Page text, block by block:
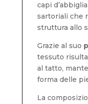
capi
sartoriali che
struttura allo
Grazie al suo
tessuto
al tatto,
forma delle
La